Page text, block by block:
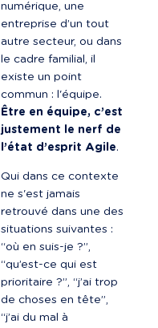
numérique, une
entreprise d’un tout
autre secteur, ou dans
le cadre familial, il
existe un point
commun : l'équipe.
Être en équipe, c’est
justement le nerf de
l’état d’esprit Agile.
Qui dans ce contexte
ne s'est jamais
retrouvé dans une des
situations suivantes :
“où en suis-je ?”,
“qu’est-ce qui est
prioritaire ?”, “j’ai trop
de choses en tête”,
“j’ai du mal à